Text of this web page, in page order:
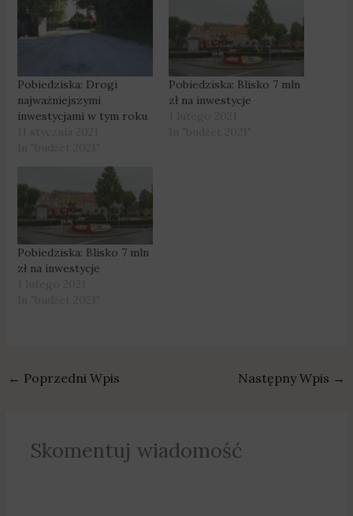
Pobiedziska: Drogi
najważniejszymi
inwestycjami w tym roku
Pobiedziska: Blisko 7 mln
zł na inwestycje
Pobiedziska: Blisko 7 mln
zł na inwestycje
← Poprzedni Wpis Następny Wpis →
Skomentuj wiadomość